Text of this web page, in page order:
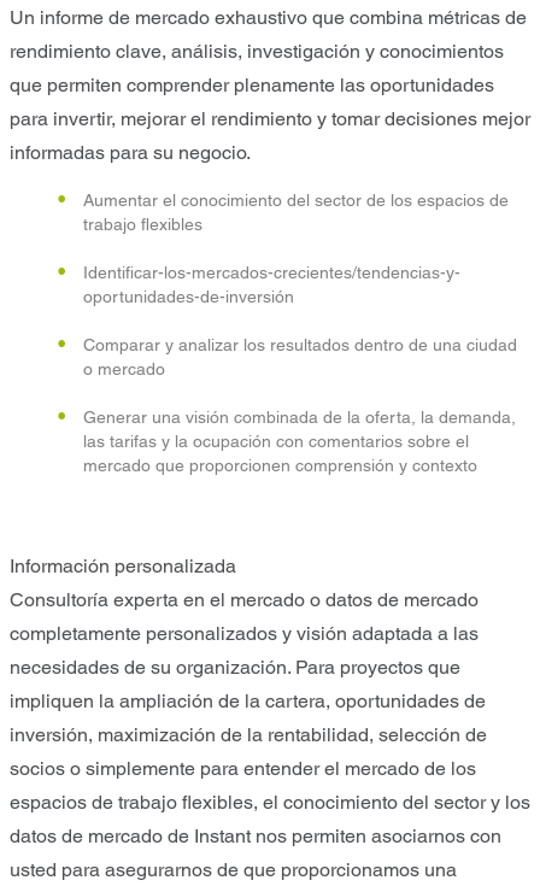
Un informe de mercado exhaustivo que combina métricas de
rendimiento clave, análisis, investigación y conocimientos
que permiten comprender plenamente las oportunidades
para invertir, mejorar el rendimiento y tomar decisiones mejor
informadas para su negocio.
Aumentar el conocimiento del sector de los espacios de
trabajo flexibles
Identificar-los-mercados-crecientes/tendencias-y-
oportunidades-de-inversión
Comparar y analizar los resultados dentro de una ciudad
o mercado
Generar una visión combinada de la oferta, la demanda,
las tarifas y la ocupación con comentarios sobre el
mercado que proporcionen comprensión y contexto
Información personalizada
Consultoría experta en el mercado o datos de mercado
completamente personalizados y visión adaptada a las
necesidades de su organización. Para proyectos que
impliquen la ampliación de la cartera, oportunidades de
inversión, maximización de la rentabilidad, selección de
socios o simplemente para entender el mercado de los
espacios de trabajo flexibles, el conocimiento del sector y los
datos de mercado de Instant nos permiten asociarnos con
usted para asegurarnos de que proporcionamos una